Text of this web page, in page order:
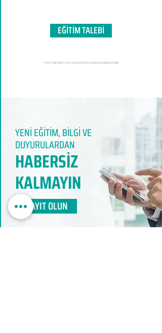
EĞİTİM TALEBİ
YEREL YÖNETİMLER 2464 SAYILI BELEDİYE GELİRLERİ KANUNU EĞİTİMİ
YENİ EĞİTİM, BİLGİ VE
DUYURULARDAN
HABERSİZ
KALMAYIN​
KAYIT OLUN